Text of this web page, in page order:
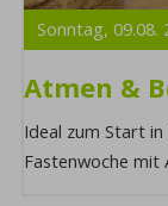
Sonntag,09.08.
Atmen &
Ideal zum Start
Fastenwoche mit